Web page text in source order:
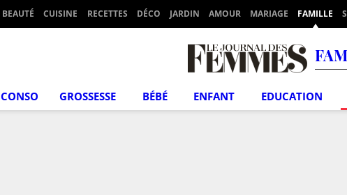
BEAUTÉ CUISINE RECETTES DÉCO JARDIN AMOUR MARIAGE FAMILLE
CONSO GROSSESSE BÉBÉ ENFANT EDUCATION